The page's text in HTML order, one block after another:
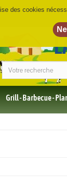
Grill - Barbecue -
des cookies